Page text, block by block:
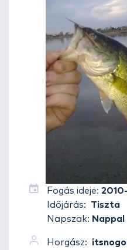
Fogás ideje:
Időjárás:
Tiszta
Napszak: Nappal
Horgász: